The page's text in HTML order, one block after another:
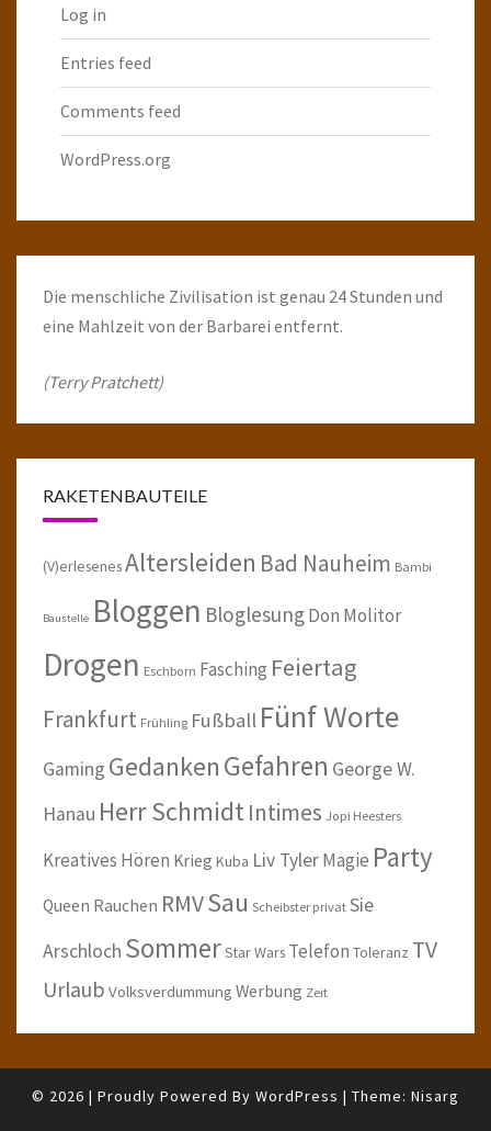
Log in
Entries feed
Comments feed
WordPress.org
Die menschliche Zivilisation ist genau 24 Stunden und
eine Mahlzeit von der Barbarei entfernt.
(Terry Pratchett)
RAKETENBAUTEILE
(V)erlesenesAltersleiden Bad Nauheim Bambi
Baustelle Bloggen BloglesungDon Molitor
Drogen Eschborn Fasching Feiertag
Frankfurt Frühling Fußball Fünf Worte
Gaming GedankenGefahren George W.
Hanau Herr SchmidtIntimes Jopi Heesters
Kreatives Hören Krieg Kuba Liv TylerMagie Party
Queen Rauchen RMVSau Scheibster privat Sie
Arschloch SommerStar Wars Telefon Toleranz TV
Urlaub Volksverdummung Werbung Zeit
© 2026 | Proudly Powered By WordPress | Theme: Nisarg